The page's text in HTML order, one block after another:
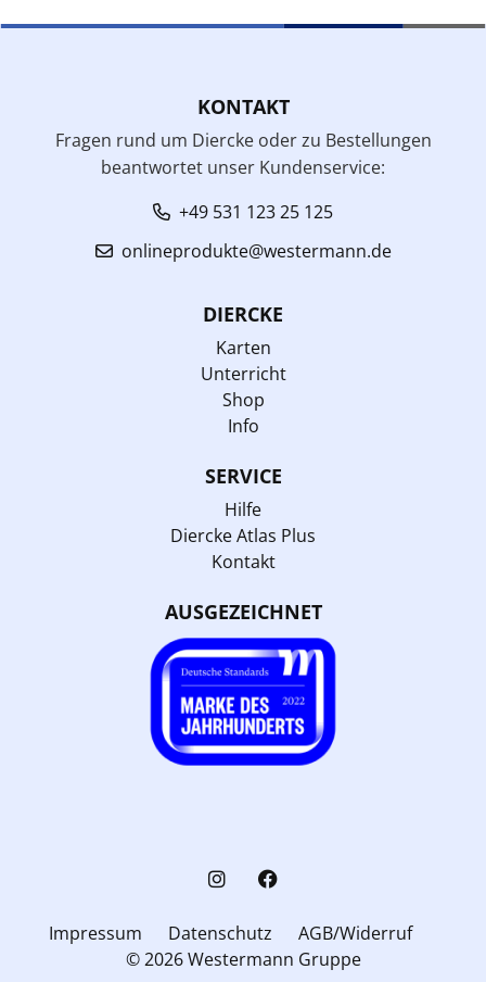
KONTAKT
Fragen rund um Diercke oder zu Bestellungen
beantwortet unser Kundenservice:
+49 531 123 25 125
onlineprodukte@westermann.de
DIERCKE
Karten
Unterricht
Shop
Info
SERVICE
Hilfe
Diercke Atlas Plus
Kontakt
AUSGEZEICHNET
Impressum Datenschutz
AGB/Widerruf
© 2026 Westermann Gruppe